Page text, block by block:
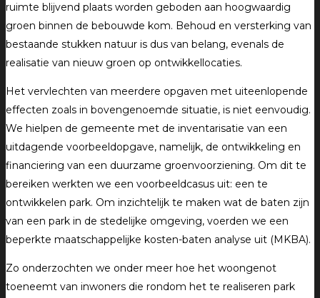
ruimte blijvend plaats worden geboden aan hoogwaardig
groen binnen de bebouwde kom. Behoud en versterking van
bestaande stukken natuur is dus van belang, evenals de
realisatie van nieuw groen op ontwikkellocaties.
Het vervlechten van meerdere opgaven met uiteenlopende
effecten zoals in bovengenoemde situatie, is niet eenvoudig.
We hielpen de gemeente met de inventarisatie van een
uitdagende voorbeeldopgave, namelijk, de ontwikkeling en
financiering van een duurzame groenvoorziening. Om dit te
bereiken werkten we een voorbeeldcasus uit: een te
ontwikkelen park. Om inzichtelijk te maken wat de baten zijn
van een park in de stedelijke omgeving, voerden we een
beperkte maatschappelijke kosten-baten analyse uit (MKBA).
Zo onderzochten we onder meer hoe het woongenot
toeneemt van inwoners die rondom het te realiseren park